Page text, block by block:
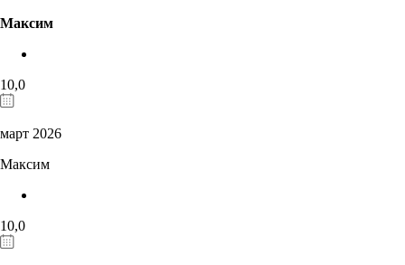
Максим
10,0
март 2026
Максим
10,0